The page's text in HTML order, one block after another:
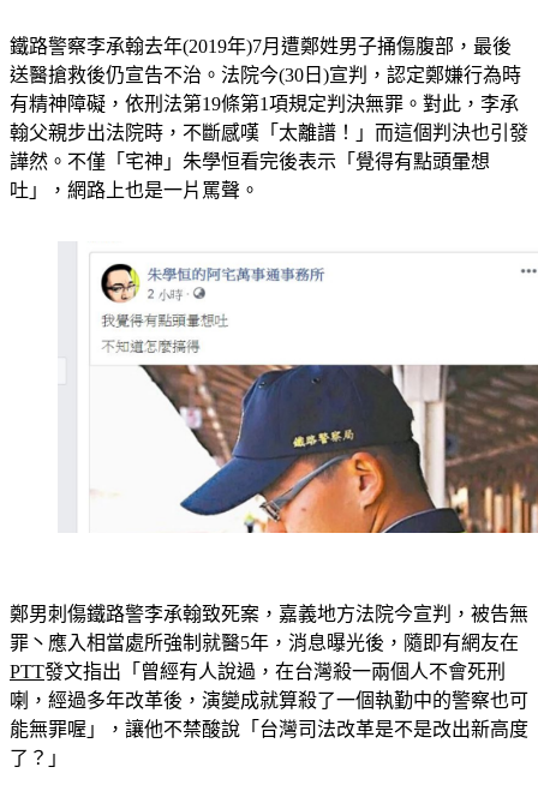
鐵路警察李承翰去年(2019年)7月遭鄭姓男子捅傷腹部，最後
送醫搶救後仍宣告不治。法院今(30日)宣判，認定鄭嫌行為時
有精神障礙，依刑法第19條第1項規定判決無罪。對此，李承
翰父親步出法院時，不斷感嘆「太離譜！」而這個判決也引發
譁然。不僅「宅神」朱學恒看完後表示「覺得有點頭暈想
鄭男刺傷鐵路警李承翰致死案，嘉義地方法院今宣判，被告無
罪丶應入相當處所強制就醫5年，消息曝光後，隨即有網友在
PTT 發文指出「曾經有人說過，在台灣殺一兩個人不會死刑
喇，經過多年改革後，演變成就算殺了一個執勤中的警察也可
能無罪喔」，讓他不禁酸說「台灣司法改革是不是改出新高度